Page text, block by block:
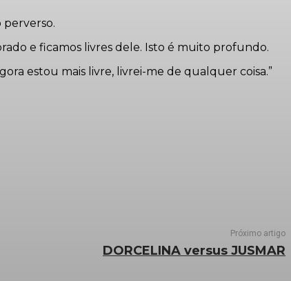
e ficamos livres dele. Isto é muito profundo.
estou mais livre, livrei-me de qualquer coisa.”
Próximo artigo
DORCELINA versus JUSMAR